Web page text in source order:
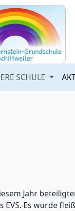
SCHULE
Jahr
EVS. Es wurde